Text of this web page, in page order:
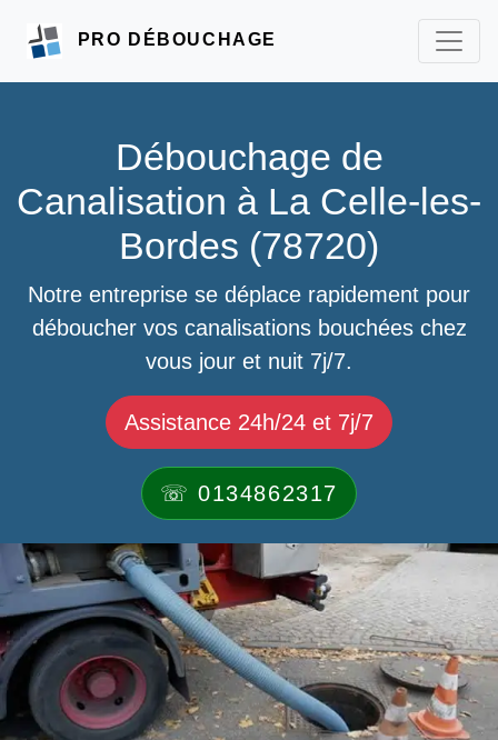
PRO DÉBOUCHAGE
Débouchage de
Canalisation à La Celle-les-
Bordes (78720)
Notre entreprise se déplace rapidement pour
déboucher vos canalisations bouchées chez
vous jour et nuit 7j/7.
Assistance 24h/24 et 7j/7
☏ 0134862317